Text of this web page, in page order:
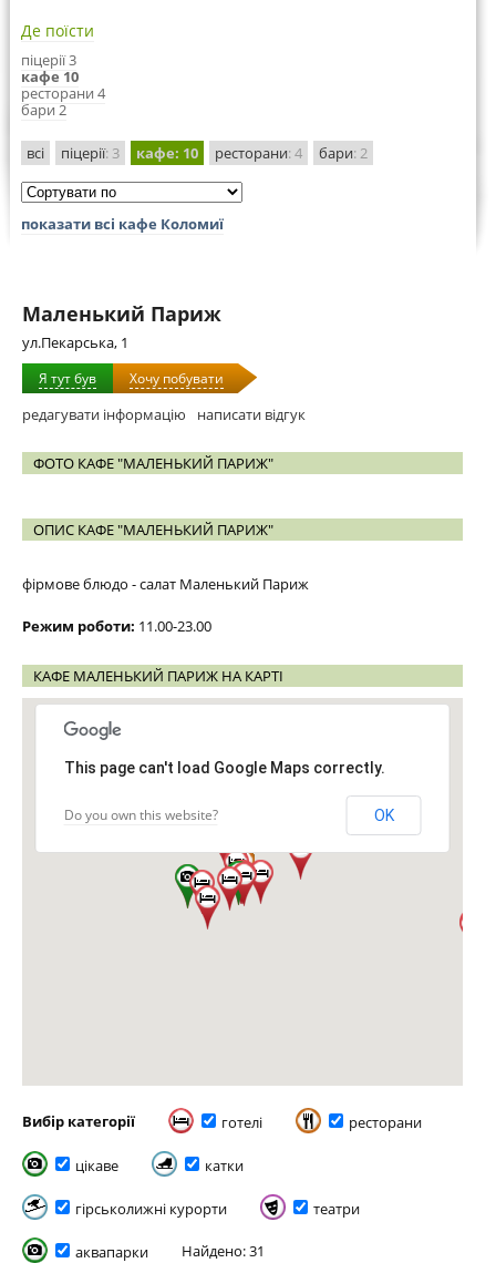
Де поїсти
піцерії 3
кафе 10
ресторани 4
бари 2
всі піцерії: 3 кафе: 10 ресторани: 4 бари: 2
показати всі кафе Коломиї
Маленький Париж
ул.Пекарська, 1
Я тут був Хочу побувати
редагувати інформацію написати відгук
ФОТО КАФЕ "МАЛЕНЬКИЙ ПАРИЖ"
ОПИС КАФЕ "МАЛЕНЬКИЙ ПАРИЖ"
фірмове блюдо - салат Маленький Париж
Режим роботи: 11.00-23.00
КАФЕ МАЛЕНЬКИЙ ПАРИЖ НА КАРТІ
This page can't load Google Maps correctly.
Do you own this website? OK
Вибір категорії готелі ресторани
цікаве катки
гірськолижні курорти театри
аквапарки Найдено: 31